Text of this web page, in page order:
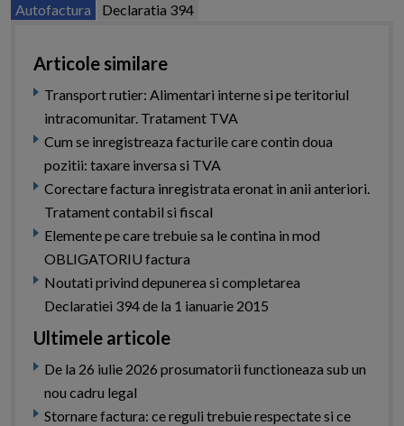
Autofactura Declaratia 394
Articole similare
Transport rutier: Alimentari interne si pe teritoriul
intracomunitar. Tratament TVA
Cum se inregistreaza facturile care contin doua
pozitii: taxare inversa si TVA
Corectare factura inregistrata eronat in anii anteriori.
Tratament contabil si fiscal
Elemente pe care trebuie sa le contina in mod
OBLIGATORIU factura
Noutati privind depunerea si completarea
Declaratiei 394 de la 1 ianuarie 2015
Ultimele articole
De la 26 iulie 2026 prosumatorii functioneaza sub un
nou cadru legal
Stornare factura: ce reguli trebuie respectate si ce